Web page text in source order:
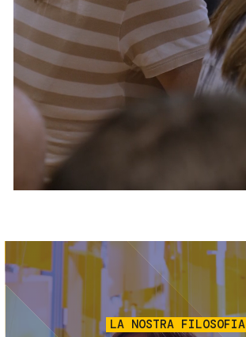
Servizi e accessibilità
Contatti
FAQ
Biglietti
Immagine
LA NOSTRA FILOSOFIA